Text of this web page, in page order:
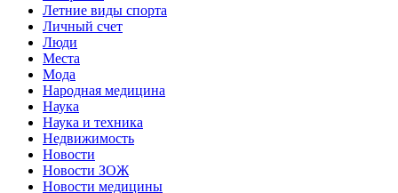
Летние виды спорта
Личный счет
Люди
Места
Мода
Народная медицина
Наука
Наука и техника
Недвижимость
Новости
Новости ЗОЖ
Новости медицины